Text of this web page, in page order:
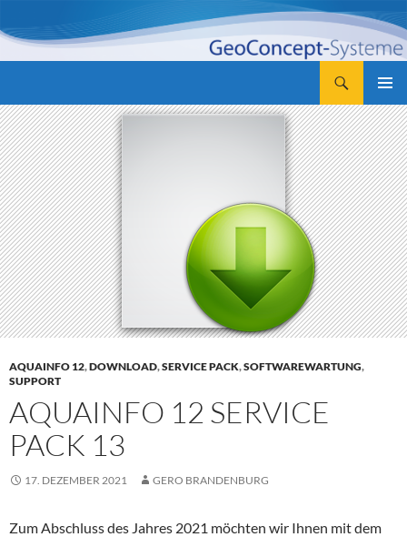
Inhalt
springen
MENÜ
AQUAINFO 12,DOWNLOAD,SERVICE PACK,SOFTWAREWARTUNG,
SUPPORT
AQUAINFO 12 SERVICE
PACK 13
17. DEZEMBER 2021 GERO BRANDENBURG
Zum Abschluss des Jahres 2021 möchten wir Ihnen mit dem